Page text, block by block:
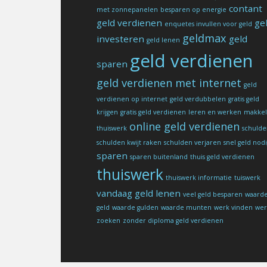
met zonnepanelen besparen op energie contant
geld verdienen enquetes invullen voor geld
investeren geld lenen geldmax geld
sparen geld verdienen
geld verdienen met internet geld
verdienen op internet geld verdubbelen gratis geld
krijgen gratis geld verdienen leren en werken
thuiswerk online geld verdienen
schulden kwijt raken schulden verjaren snel geld
sparen sparen buitenland thuis geld verdienen
thuiswerk thuiswerk informatie tuiswerk
vandaag geld lenen veel geld besparen waarde
geld waarde gulden waarde munten werk vinden
zoeken zonder diploma geld verdienen